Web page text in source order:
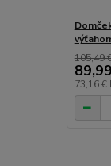
105,49
73,16 €